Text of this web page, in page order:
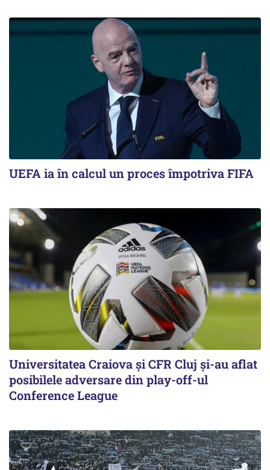
UEFA ia în calcul un proces împotriva FIFA
Universitatea Craiova și CFR Cluj și-au aflat
posibilele adversare din play-off-ul
Conference League